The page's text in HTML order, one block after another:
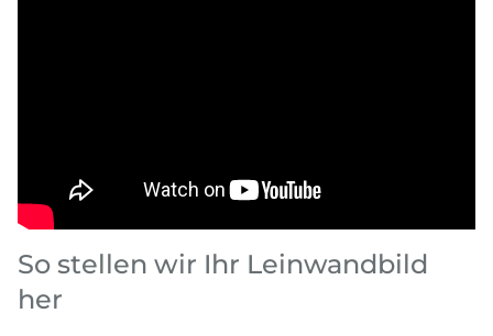
So stellen wir Ihr Leinwandbild
her